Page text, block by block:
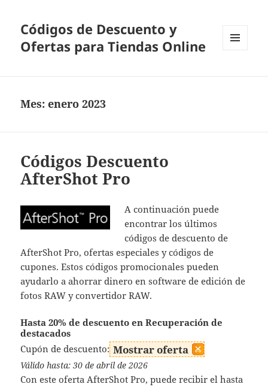
Códigos de Descuento y
Ofertas para Tiendas Online
Mes:enero 2023
Códigos Descuento
AfterShot Pro
A continuación puede
encontrar los últimos
códigos de descuento de
AfterShot Pro, ofertas especiales y códigos de
cupones. Estos códigos promocionales pueden
ayudarlo a ahorrar dinero en software de edición de
fotos RAW y convertidor RAW.
Hasta 20% de descuento en Recuperación de
destacados
Cupón de descuento: Mostrar oferta
Válido hasta: 30 de abril de 2026
Con este oferta AfterShot Pro, puede recibir el hasta